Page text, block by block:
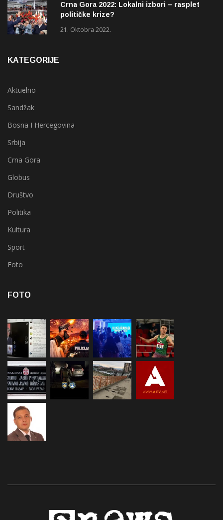
Crna Gora 2022: Lokalni izbori – rasplet
političke krize?
21. Oktobra 2022.
KATEGORIJE
Aktuelno
Sandžak
Bosna I Hercegovina
Srbija
Crna Gora
Globus
Društvo
Politika
Kultura
Sport
Foto
FOTO